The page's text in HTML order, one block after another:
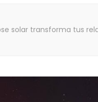
solar transforma tus